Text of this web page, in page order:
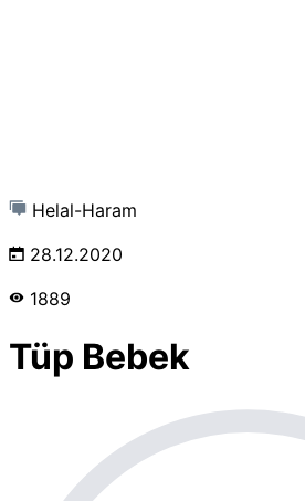
Helal-Haram
28.12.2020
1889
Tüp Bebek